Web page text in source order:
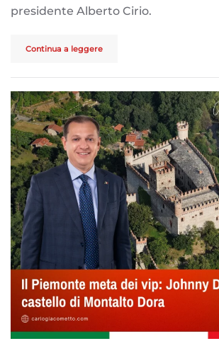
presidente Alberto Cirio.
Continua a leggere